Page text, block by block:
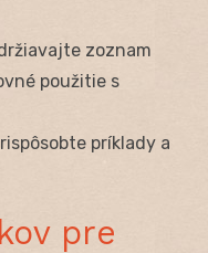
zoznam
použitie s
príklady a
pre